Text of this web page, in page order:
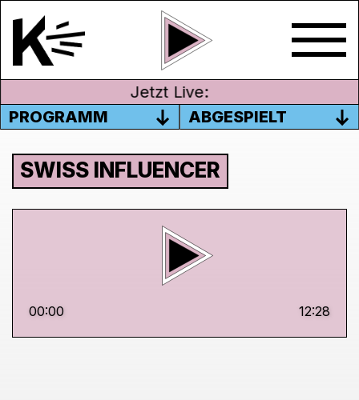
Jetzt Live:
PROGRAMM
ABGESPIELT
SWISS INFLUENCER
00:00 12:28